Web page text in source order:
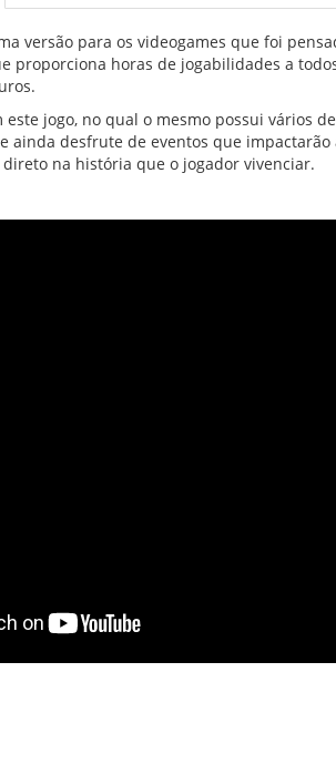
versão para os videogames que foi
proporciona horas de jogabilidades a
este jogo, no qual o mesmo possui vários
ainda desfrute de eventos que
na história que o jogador vivenciar.